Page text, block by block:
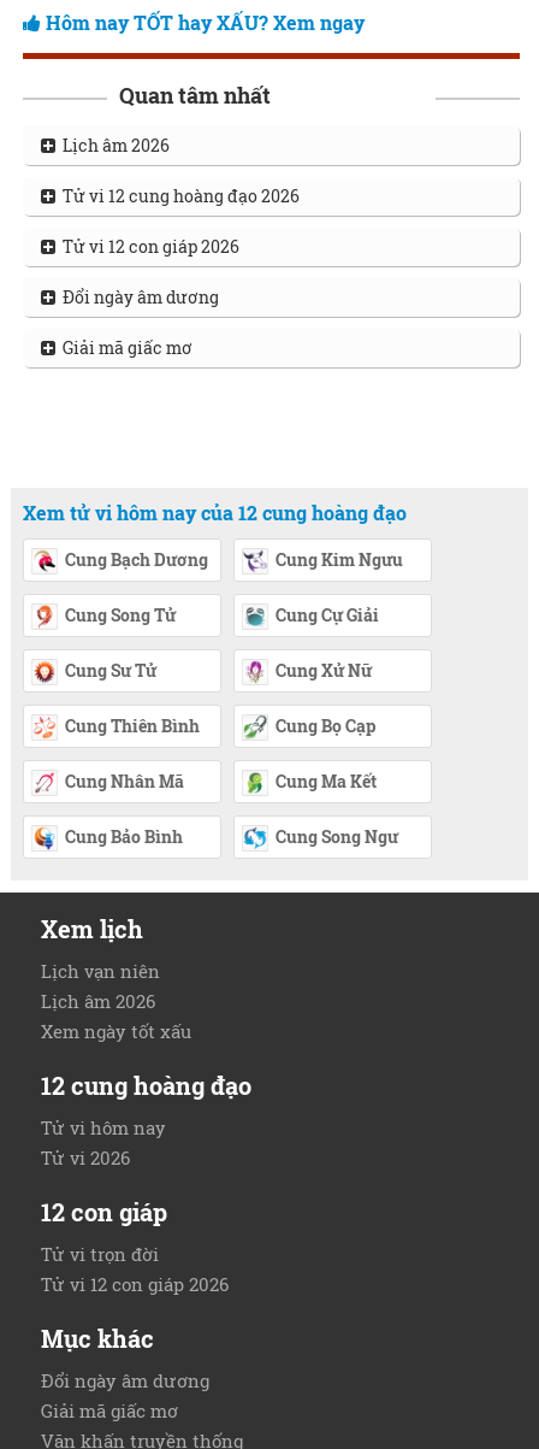
Hôm nay TỐT hay XẤU? Xem ngay
Quan tâm nhất
Lịch âm 2026
Tử vi 12 cung hoàng đạo 2026
Tử vi 12 con giáp 2026
Đổi ngày âm dương
Giải mã giấc mơ
Xem tử vi hôm nay của 12 cung hoàng đạo
Cung Bạch Dương Cung Kim Ngưu
Cung Song Tử Cung Cự Giải
Cung Sư Tử Cung Xử Nữ
Cung Thiên Bình Cung Bọ Cạp
Cung Nhân Mã Cung Ma Kết
Cung Bảo Bình Cung Song Ngư
Xem lịch
Lịch vạn niên
Lịch âm 2026
Xem ngày tốt xấu
12 cung hoàng đạo
Tử vi hôm nay
Tử vi 2026
12 con giáp
Tử vi trọn đời
Tử vi 12 con giáp 2026
Mục khác
Đổi ngày âm dương
Giải mã giấc mơ
Văn khấn truyền thống